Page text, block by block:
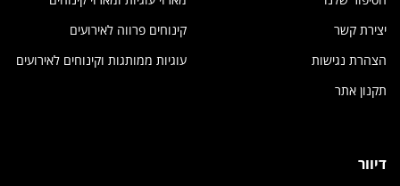
יצירת קשר
הצהרת נגישות
תקנון אתר
קינוחים פרווה לאירועים
עוגיות ממותגות וקינוחים לאירועים
דיוור